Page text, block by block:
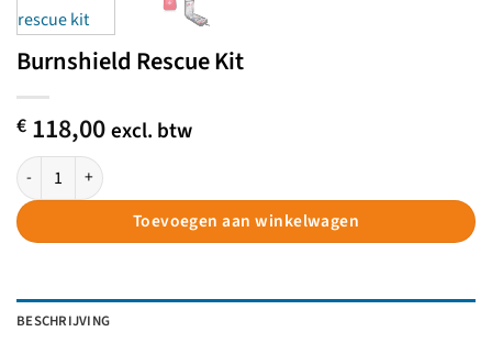
Burnshield Rescue Kit
€ 118,00excl. btw
Burnshield Rescue Kit aantal
Toevoegen aan winkelwagen
BESCHRIJVING